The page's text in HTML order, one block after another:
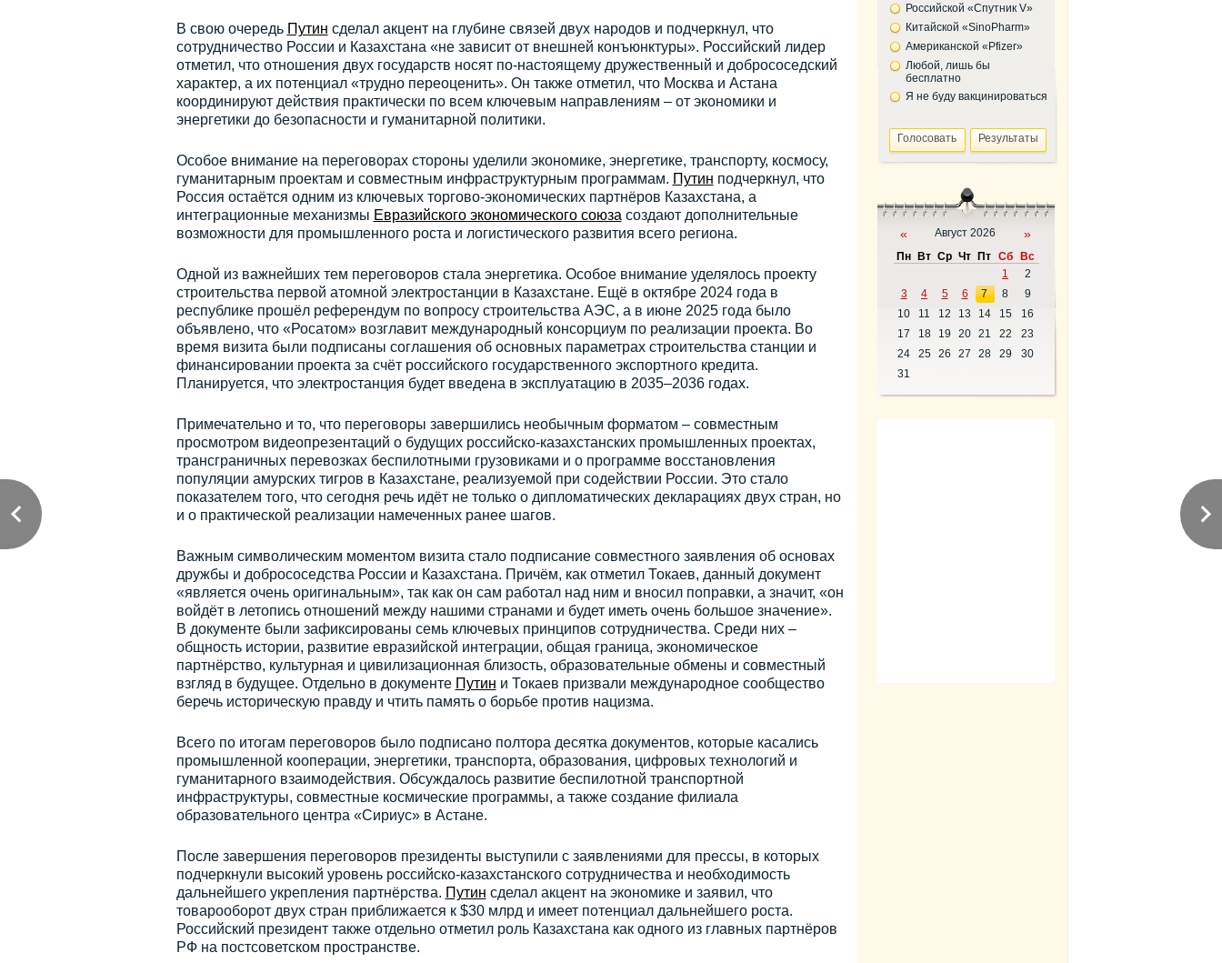
В свою очередь Путин сделал акцент на глубине связей двух народов и подчеркнул, что
сотрудничество России и Казахстана «не зависит от внешней конъюнктуры». Российский лидер
отметил, что отношения двух государств носят по-настоящему дружественный и добрососедский
характер, а их потенциал «трудно переоценить». Он также отметил, что Москва и Астана
координируют действия практически по всем ключевым направлениям – от экономики и
энергетики до безопасности и гуманитарной политики.
Особое внимание на переговорах стороны уделили экономике, энергетике, транспорту, космосу,
гуманитарным проектам и совместным инфраструктурным программам. Путин подчеркнул, что
Россия остаётся одним из ключевых торгово-экономических партнёров Казахстана, а
интеграционные механизмы Евразийского экономического союза создают дополнительные
возможности для промышленного роста и логистического развития всего региона.
Одной из важнейших тем переговоров стала энергетика. Особое внимание уделялось проекту
строительства первой атомной электростанции в Казахстане. Ещё в октябре 2024 года в
республике прошёл референдум по вопросу строительства АЭС, а в июне 2025 года было
объявлено, что «Росатом» возглавит международный консорциум по реализации проекта. Во
время визита были подписаны соглашения об основных параметрах строительства станции и
финансировании проекта за счёт российского государственного экспортного кредита.
Планируется, что электростанция будет введена в эксплуатацию в 2035–2036 годах.
Примечательно и то, что переговоры завершились необычным форматом – совместным
просмотром видеопрезентаций о будущих российско-казахстанских промышленных проектах,
трансграничных перевозках беспилотными грузовиками и о программе восстановления
популяции амурских тигров в Казахстане, реализуемой при содействии России. Это стало
показателем того, что сегодня речь идёт не только о дипломатических декларациях двух стран, но
и о практической реализации намеченных ранее шагов.
Важным символическим моментом визита стало подписание совместного заявления об основах
дружбы и добрососедства России и Казахстана. Причём, как отметил Токаев, данный документ
«является очень оригинальным», так как он сам работал над ним и вносил поправки, а значит, «он
войдёт в летопись отношений между нашими странами и будет иметь очень большое значение».
В документе были зафиксированы семь ключевых принципов сотрудничества. Среди них –
общность истории, развитие евразийской интеграции, общая граница, экономическое
партнёрство, культурная и цивилизационная близость, образовательные обмены и совместный
взгляд в будущее. Отдельно в документе Путин и Токаев призвали международное сообщество
беречь историческую правду и чтить память о борьбе против нацизма.
Всего по итогам переговоров было подписано полтора десятка документов, которые касались
промышленной кооперации, энергетики, транспорта, образования, цифровых технологий и
гуманитарного взаимодействия. Обсуждалось развитие беспилотной транспортной
инфраструктуры, совместные космические программы, а также создание филиала
образовательного центра «Сириус» в Астане.
После завершения переговоров президенты выступили с заявлениями для прессы, в которых
подчеркнули высокий уровень российско-казахстанского сотрудничества и необходимость
дальнейшего укрепления партнёрства. Путин сделал акцент на экономике и заявил, что
товарооборот двух стран приближается к $30 млрд и имеет потенциал дальнейшего роста.
Российский президент также отдельно отметил роль Казахстана как одного из главных партнёров
РФ на постсоветском пространстве.
Российской «Спутник V»
Китайской «SinoPharm»
Американской «Pfizer»
Любой, лишь бы
бесплатно
Я не буду вакцинироваться
« Август 2026 »
Пн Вт Ср Чт Пт Сб
Вс
1
2
3
4 5 6 7 8
9
10
11 12 13 14 15
16
17
18 19 20 21 22
23
24
25 26 27 28 29
30
31